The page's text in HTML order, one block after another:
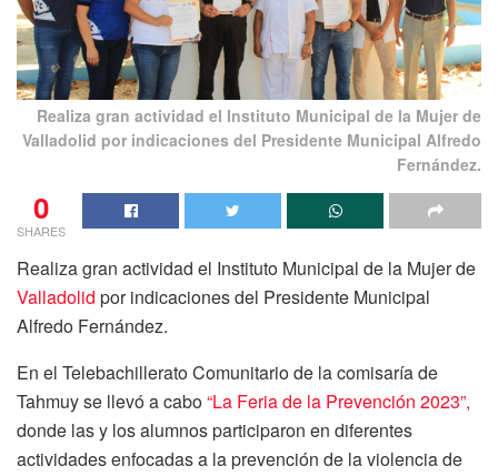
Realiza gran actividad el Instituto Municipal de la Mujer de
Valladolid por indicaciones del Presidente Municipal Alfredo
Fernández.
0
SHARES
Realiza gran actividad el Instituto Municipal de la Mujer de
Valladolid por indicaciones del Presidente Municipal
Alfredo Fernández.
En el Telebachillerato Comunitario de la comisaría de
Tahmuy se llevó a cabo“La Feria de la Prevención 2023”,
donde las y los alumnos participaron en diferentes
actividades enfocadas a la prevención de la violencia de